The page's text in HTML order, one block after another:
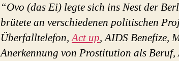
“Ovo (das Ei) legte sich ins Nest der
brütete an verschiedenen politischen
Überfalltelefon,Act up, AIDS Benefize,
Anerkennung von Prostitution als Beruf,